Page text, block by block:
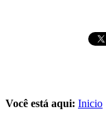
Você está aqui: Inicio